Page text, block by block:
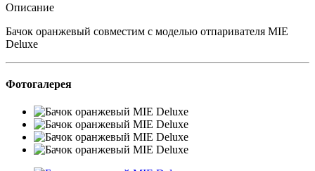
Описание
Бачок оранжевый совместим с моделью отпаривателя MIE
Deluxe
Фотогалерея